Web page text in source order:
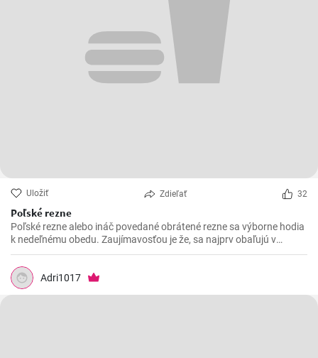
Uložiť Zdieľať 32
Poľské rezne
Poľské rezne alebo ináč povedané obrátené rezne sa výborne hodia
k nedeľnému obedu. Zaujímavosťou je že, sa najprv obaľujú v
strúhanke a až následne vo vajíčku.
Adri1017